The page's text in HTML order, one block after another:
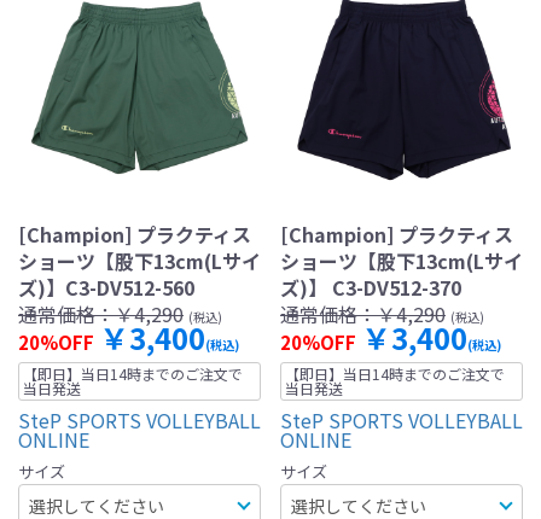
[Champion] プラクティス
ショーツ【股下13cm(Lサイ
ズ)】C3-DV512-560
通常価格：￥4,290 (税込)
20%OFF ￥3,400(税込)
【即日】当日14時までのご注文で
当日発送
SteP SPORTS VOLLEYBALL
ONLINE
サイズ
[Champion] プラクティス
ショーツ【股下13cm(Lサイ
ズ)】 C3-DV512-370
通常価格：￥4,290 (税込)
20%OFF ￥3,400(税込)
【即日】当日14時までのご注文で
当日発送
SteP SPORTS VOLLEYBALL
ONLINE
サイズ